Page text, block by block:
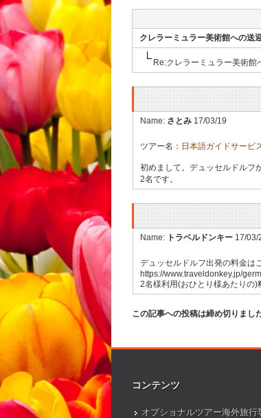
クレラーミュラー美術館への送
Re:クレラーミュラー美術館
Name: さとみ 17/03/19
ツアー名： 日本語ガイドサービ
初めまして。デュッセルドルフ
2名です。
Name:
トラベルドンキー 17/03/
デュッセルドルフ出発の料金は
https://www.traveldonkey.jp/
2名様利用(おひとり様あたりの)
この記事への投稿は締め切りまし
コンテンツ
オプショナルツアー海外旅行